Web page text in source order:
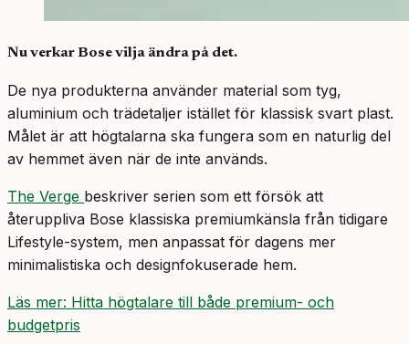
Nu verkar Bose vilja ändra på det.
De nya produkterna använder material som tyg,
aluminium och trädetaljer istället för klassisk svart plast.
Målet är att högtalarna ska fungera som en naturlig del
av hemmet även när de inte används.
The Verge beskriver serien som ett försök att
återuppliva Bose klassiska premiumkänsla från tidigare
Lifestyle-system, men anpassat för dagens mer
minimalistiska och designfokuserade hem.
Läs mer: Hitta högtalare till både premium- och
budgetpris